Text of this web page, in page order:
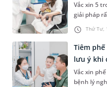
Thứ Tư,
Vắc xin 5
giải pháp
đối tượng
được một
5 trong 1
dưới đây
hiểu rõ và
cùng với
Tiêm
lưu ý khi
Vắc xin
bệnh lý